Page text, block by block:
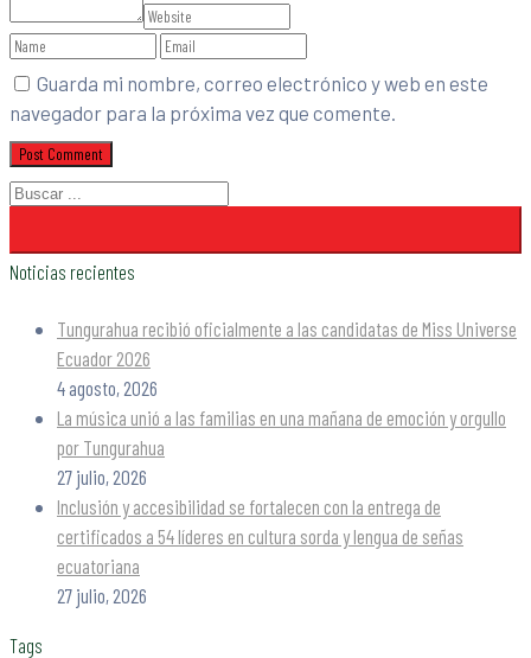
Guarda mi nombre, correo electrónico y web en este
navegador para la próxima vez que comente.
Noticias recientes
Tungurahua recibió oficialmente a las candidatas de Miss Universe
Ecuador 2026
4 agosto, 2026
La música unió a las familias en una mañana de emoción y orgullo
por Tungurahua
27 julio, 2026
Inclusión y accesibilidad se fortalecen con la entrega de
certificados a 54 líderes en cultura sorda y lengua de señas
ecuatoriana
27 julio, 2026
Tags